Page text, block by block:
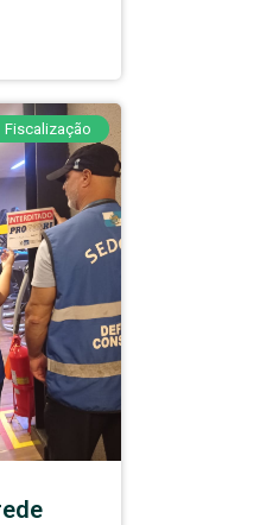
Fiscalização